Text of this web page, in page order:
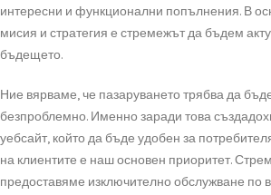
интересни и функционални попълнения. В
мисия и стратегия е стремежът да бъдем
бъдещето.
Ние вярваме, че пазаруването трябва да
безпроблемно. Именно заради това
уебсайт, който да бъде удобен за
на клиентите е наш основен приоритет.
предоставяме изключително обслужване по